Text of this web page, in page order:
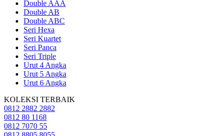
Double AAA
Double AB
Double ABC
Seri Hexa
Seri Kuartet
Seri Panca
Seri Triple
Urut 4 Angka
Urut 5 Angka
Urut 6 Angka
KOLEKSI TERBAIK
0812 2882 2882
0812 80 1168
0812 7070 55